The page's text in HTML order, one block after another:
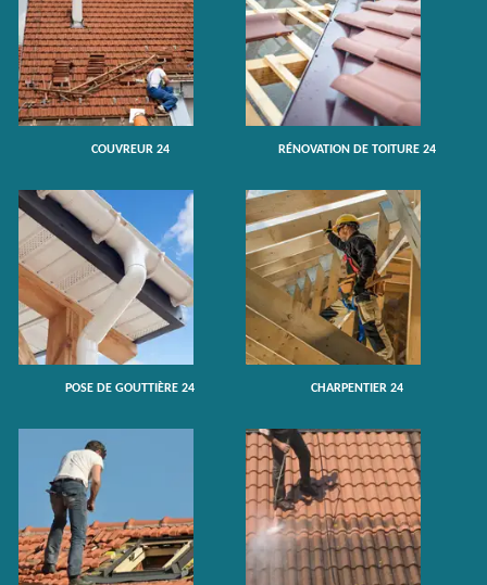
COUVREUR 24 RÉNOVATION DE TOITURE 24
POSE DE GOUTTIÈRE 24 CHARPENTIER 24